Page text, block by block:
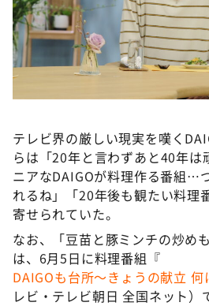
テレビ界の厳しい現実を嘆く
らは「20年と言わずあと40年は
ニアなDAIGOが料理作る番組…
れるね」「20年後も観たい料理
寄せられていた。
なお、「豆苗と豚ミンチの炒め
は、6月5日に料理番組『
DAIGOも台所～きょうの献立 何
レビ・テレビ朝日 全国ネット）